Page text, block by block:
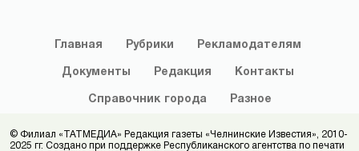
Главная Рубрики Рекламодателям
Документы Редакция Контакты
Справочник города Разное
© Филиал «ТАТМЕДИА» Редакция газеты «Челнинские Известия», 2010-
2025 гг. Создано при поддержке Республиканского агентства по печати